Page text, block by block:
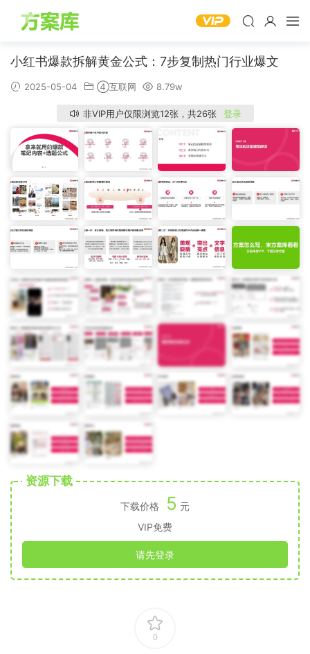
小红书爆款拆解黄金公式：7步复制热门行业爆文
2025-05-04 ④互联网 8.79w
非VIP用户仅限浏览12张，共26张 登录
资源下载
下载价格 5 元
VIP免费
请先登录
0